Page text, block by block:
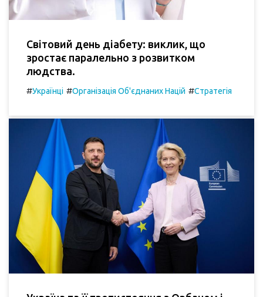
Світовий день діабету: виклик, що
зростає паралельно з розвитком
людства.
#Українці #Організація Об'єднаних Націй #Стратегія